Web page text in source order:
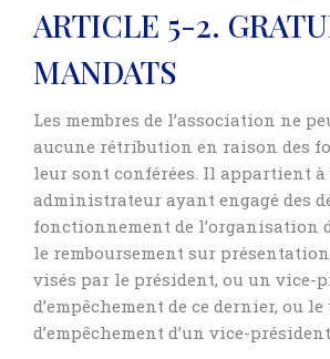
ARTICLE 5-2.
MANDATS
Les membres de l’association ne
aucune rétribution en raison des
leur sont conférées. Il appartient
administrateur ayant engagé des
fonctionnement de l’organisation
le remboursement sur
visés par le président, ou un vice-
d’empêchement de ce dernier, ou
d’empêchement d’un vice-